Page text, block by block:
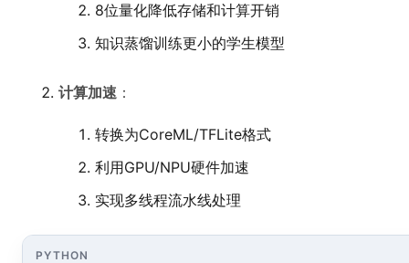
8位量化降低存储和计算开销
知识蒸馏训练更小的学生模型
计算加速 ：
转换为CoreML/TFLite格式
利用GPU/NPU硬件加速
实现多线程流水线处理
PYTHON